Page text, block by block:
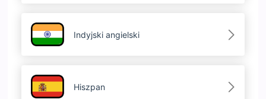
Indyjski angielski
Hiszpan